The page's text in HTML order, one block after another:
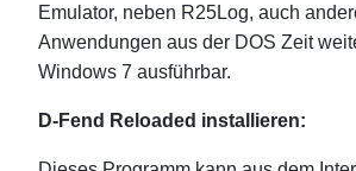
Emulator, neben R25Log, auch
Anwendungen aus der DOS Zeit
Windows 7 ausführbar.
D-Fend Reloaded installieren: